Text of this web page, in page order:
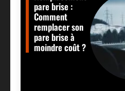
pare brise :
Comment
remplacer son
pare brise à
moindre coût ?